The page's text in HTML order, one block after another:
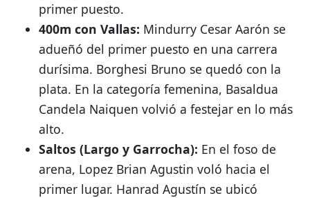
primer puesto.
400m con Vallas: Mindurry Cesar Aarón se
adueñó del primer puesto en una carrera
durísima. Borghesi Bruno se quedó con la
plata. En la categoría femenina, Basaldua
Candela Naiquen volvió a festejar en lo más
alto.
Saltos (Largo y Garrocha): En el foso de
arena, Lopez Brian Agustin voló hacia el
primer lugar. Hanrad Agustín se ubicó